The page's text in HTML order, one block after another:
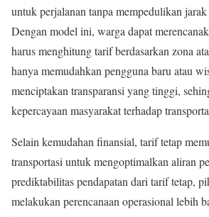
untuk perjalanan tanpa mempedulikan
Dengan model ini, warga dapat
harus menghitung tarif berdasarkan zona
hanya memudahkan pengguna baru atau
menciptakan transparansi yang tinggi,
kepercayaan masyarakat terhadap
Selain kemudahan finansial, tarif tetap
transportasi untuk mengoptimalkan aliran
prediktabilitas pendapatan dari tarif tetap,
melakukan perencanaan operasional lebih